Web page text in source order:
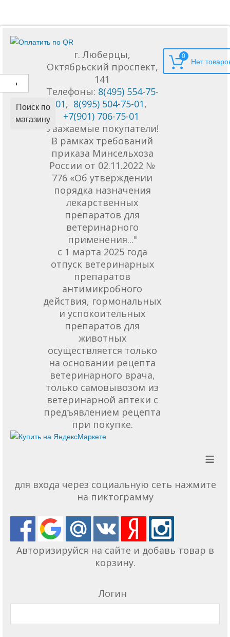
Поиск по
магазину
г. Люберцы,
Октябрьский проспект,
141
Телефоны: 8(495) 554-75-
01, 8(995) 504-75-01,
+7(901) 706-75-01
Уважаемые покупатели!
В рамках требований
приказа Минсельхоза
России от 02.11.2022 №
776 «Об утверждении
порядка назначения
лекарственных
препаратов для
ветеринарного
применения..."
с 1 марта 2025 года
отпуск ветеринарных
препаратов
антимикробного
действия, гормональных
и успокоительных
препаратов для
животных
осуществляется только
на основании рецепта
ветеринарного врача,
только самовывозом из
ветеринарной аптеки с
предъявлением рецепта
при покупке.
0
≡
для входа через социальную сеть нажмите
на пиктограмму
Авторизируйся на сайте и добавь товар в
корзину.
Логин